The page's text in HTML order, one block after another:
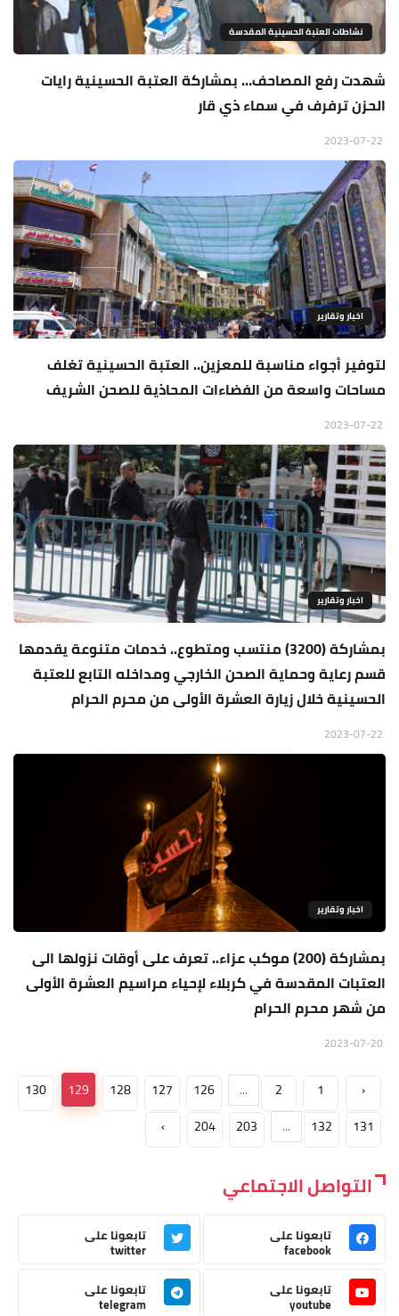
نشاطات العتبة الحسينية المقدسة
شهدت رفع المصاحف… بمشاركة العتبة الحسينية رايات
الحزن ترفرف في سماء ذي قار
اخبار وتقارير
لتوفير أجواء مناسبة للمعزين.. العتبة الحسينية تغلف
مساحات واسعة من الفضاءات المحاذية للصحن الشريف
اخبار وتقارير
بمشاركة (3200) منتسب ومتطوع.. خدمات متنوعة يقدمها
قسم رعاية وحماية الصحن الخارجي ومداخله التابع للعتبة
الحسينية خلال زيارة العشرة الأولى من محرم الحرام
اخبار وتقارير
بمشاركة (200) موكب عزاء.. تعرف على أوقات نزولها الى
العتبات المقدسة في كربلاء لإحياء مراسيم العشرة الأولى
من شهر محرم الحرام
‹
1
2
...
126
127
128
129
130
131
132
...
203
204
›
التواصل الاجتماعي
تابعونا على
facebook
تابعونا على
twitter
تابعونا على
youtube
تابعونا على
telegram